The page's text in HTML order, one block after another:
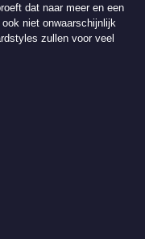
dat naar meer en een
niet onwaarschijnlijk
zullen voor veel